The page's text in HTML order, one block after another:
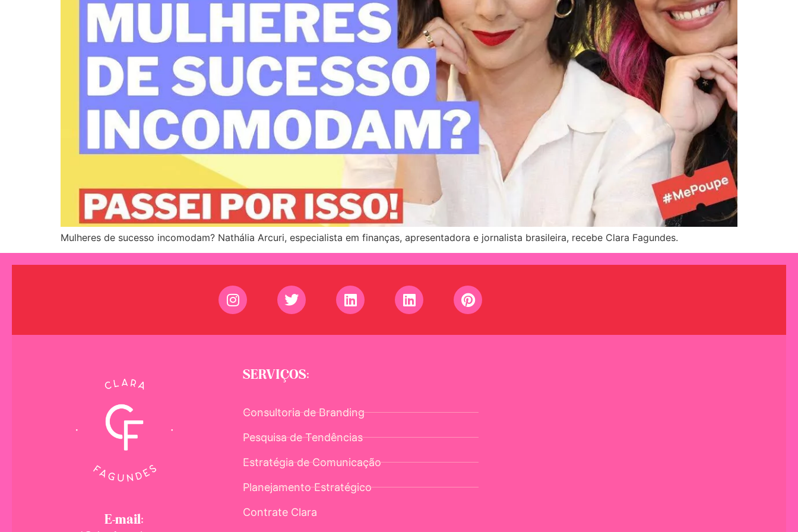
Mulheres de sucesso incomodam? Nathália Arcuri, especialista em finanças, apresentadora e jornalista brasileira, recebe Clara Fagundes.
E-mail:
SERVIÇOS:
Consultoria de Branding
Pesquisa de Tendências
Estratégia de Comunicação
Planejamento Estratégico
Contrate Clara